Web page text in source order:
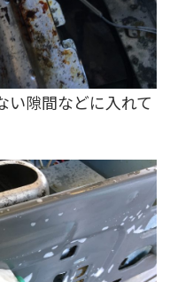
い隙間などに入れて